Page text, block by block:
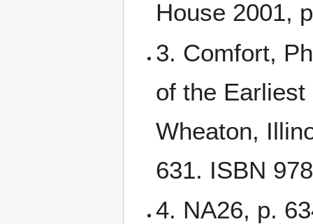
House 2001,
3. Comfort,
of the
Wheaton,
631. ISBN
4. NA26, p.